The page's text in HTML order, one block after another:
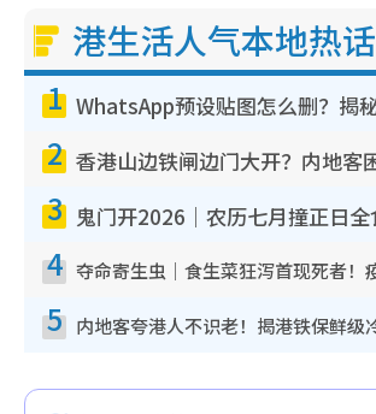
港生活人气本地热话
1
2
3
4
5